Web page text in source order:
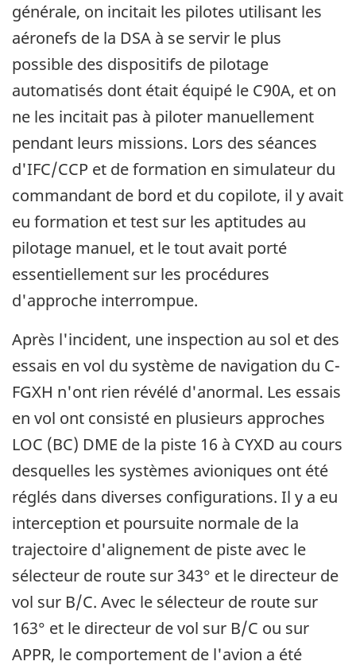
générale, on incitait les pilotes utilisant les
aéronefs de la DSA à se servir le plus
possible des dispositifs de pilotage
automatisés dont était équipé le C90A, et on
ne les incitait pas à piloter manuellement
pendant leurs missions. Lors des séances
d'IFC/CCP et de formation en simulateur du
commandant de bord et du copilote, il y avait
eu formation et test sur les aptitudes au
pilotage manuel, et le tout avait porté
essentiellement sur les procédures
d'approche interrompue.
Après l'incident, une inspection au sol et des
essais en vol du système de navigation du C-
FGXH n'ont rien révélé d'anormal. Les essais
en vol ont consisté en plusieurs approches
LOC (BC) DME de la piste 16 à CYXD au cours
desquelles les systèmes avioniques ont été
réglés dans diverses configurations. Il y a eu
interception et poursuite normale de la
trajectoire d'alignement de piste avec le
sélecteur de route sur 343° et le directeur de
vol sur B/C. Avec le sélecteur de route sur
163° et le directeur de vol sur B/C ou sur
APPR, le comportement de l'avion a été